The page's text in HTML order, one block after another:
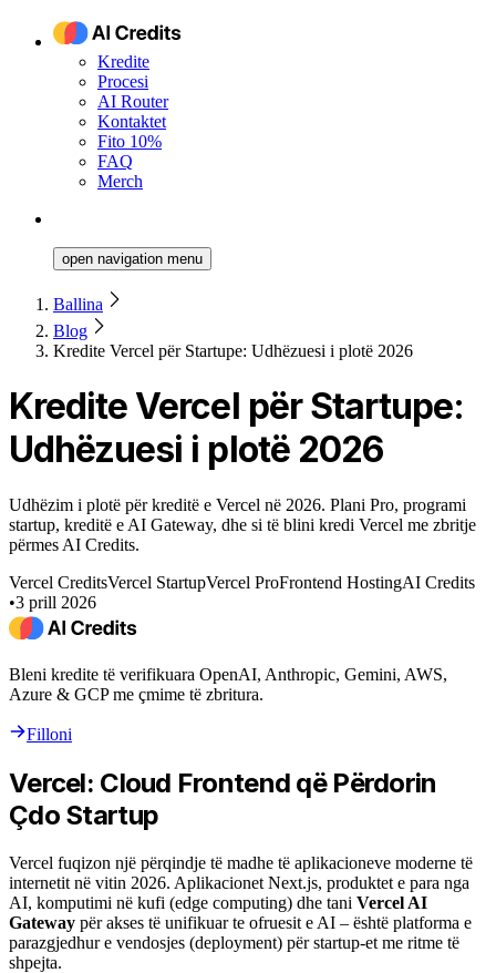
Kredite
Procesi
AI Router
Kontaktet
Fito 10%
FAQ
Merch
open navigation menu
Ballina
Blog
Kredite Vercel për Startupe: Udhëzuesi i plotë 2026
Kredite Vercel për Startupe:
Udhëzuesi i plotë 2026
Udhëzim i plotë për kreditë e Vercel në 2026. Plani Pro, programi
startup, kreditë e AI Gateway, dhe si të blini kredi Vercel me zbritje
përmes AI Credits.
Vercel CreditsVercel StartupVercel ProFrontend HostingAI Credits
•3 prill 2026
Bleni kredite të verifikuara OpenAI, Anthropic, Gemini, AWS,
Azure & GCP me çmime të zbritura.
Filloni
Vercel: Cloud Frontend që Përdorin
Çdo Startup
Vercel fuqizon një përqindje të madhe të aplikacioneve moderne të
internetit në vitin 2026. Aplikacionet Next.js, produktet e para nga
AI, komputimi në kufi (edge computing) dhe tani Vercel AI
Gateway për akses të unifikuar te ofruesit e AI – është platforma e
parazgjedhur e vendosjes (deployment) për startup-et me ritme të
shpejta.